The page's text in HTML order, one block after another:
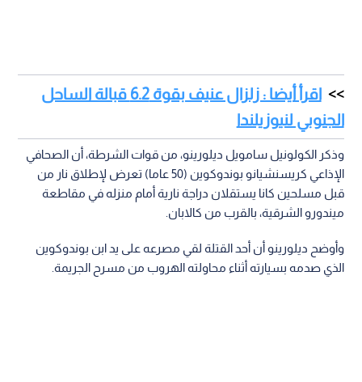
اقرأ أيضا : زلزال عنيف بقوة 6.2 قبالة الساحل
الجنوبي لنيوزيلندا
وذكر الكولونيل سامويل ديلورينو، من قوات الشرطة، أن الصحافي
الإذاعي كريسنشيانو بوندوكوين (50 عاما) تعرض لإطلاق نار من
قبل مسلحين كانا يستقلان دراجة نارية أمام منزله في مقاطعة
ميندورو الشرقية، بالقرب من كالابان.
وأوضح ديلورينو أن أحد القتلة لقي مصرعه على يد ابن بوندوكوين
الذي صدمه بسيارته أثناء محاولته الهروب من مسرح الجريمة.